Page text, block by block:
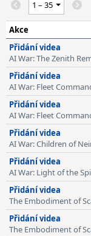
Akce
Přidání videa
AI War: The Zenith
Přidání videa
AI War: Fleet
Přidání videa
AI War: Fleet
Přidání videa
AI War: Children of
Přidání videa
AI War: Light of the
Přidání videa
The Embodiment of
Přidání videa
The Embodiment of